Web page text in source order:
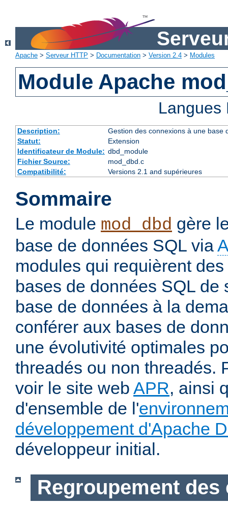
Apache > Serveur HTTP > Documentation > Version 2.4 > Modules
Module Apache
Description:
Gestion des connexions à une base
Statut:
Extension
Identificateur de Module: dbd_module
Fichier Source:
mod_dbd.c
Compatibilité:
Versions 2.1 and supérieures
Sommaire
Le module mod_dbd gère
base de données SQL via
modules qui requièrent
bases de données SQL de
base de données à la
conférer aux bases de
une évolutivité optimales
threadés ou non threadés.
voir le site web APR, ainsi
d'ensemble de l'
développement d'Apache
développeur initial.
Regroupement